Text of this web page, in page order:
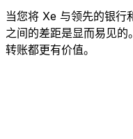
当您将 Xe 与领先的银行
之间的差距是显而易见
转账都更有价值。